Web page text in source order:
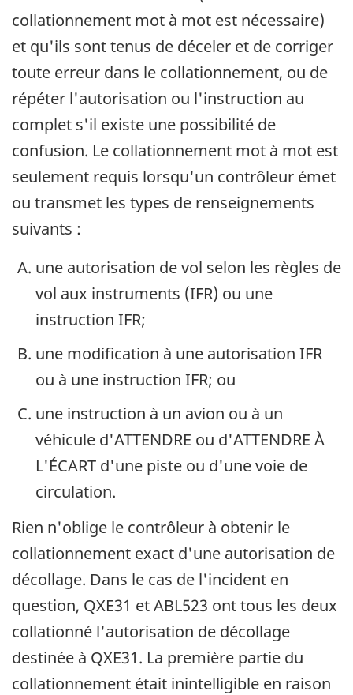
collationnement mot à mot est nécessaire)
et qu'ils sont tenus de déceler et de corriger
toute erreur dans le collationnement, ou de
répéter l'autorisation ou l'instruction au
complet s'il existe une possibilité de
confusion. Le collationnement mot à mot est
seulement requis lorsqu'un contrôleur émet
ou transmet les types de renseignements
suivants :
une autorisation de vol selon les règles de
vol aux instruments (IFR) ou une
instruction IFR;
une modification à une autorisation IFR
ou à une instruction IFR; ou
une instruction à un avion ou à un
véhicule d'ATTENDRE ou d'ATTENDRE À
L'ÉCART d'une piste ou d'une voie de
circulation.
Rien n'oblige le contrôleur à obtenir le
collationnement exact d'une autorisation de
décollage. Dans le cas de l'incident en
question, QXE31 et ABL523 ont tous les deux
collationné l'autorisation de décollage
destinée à QXE31. La première partie du
collationnement était inintelligible en raison